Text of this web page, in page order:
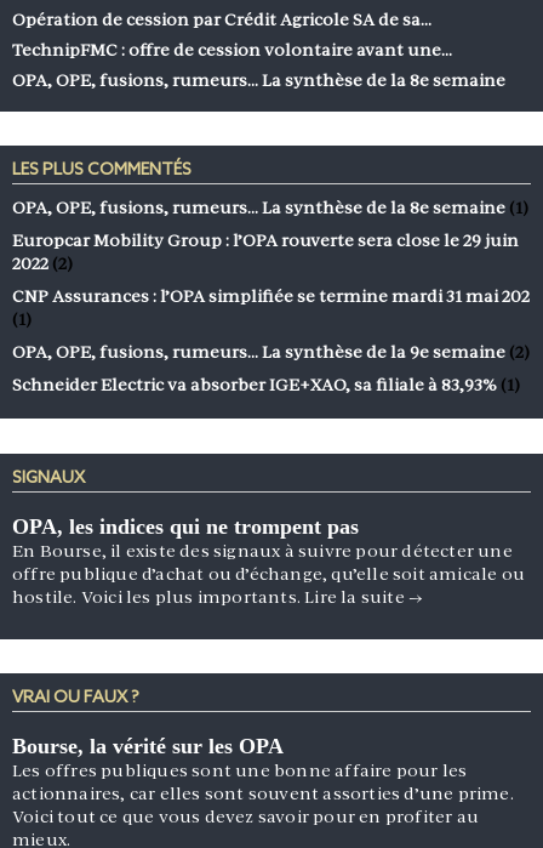
Opération de cession par Crédit Agricole SA de sa…
TechnipFMC : offre de cession volontaire avant une…
OPA, OPE, fusions, rumeurs… La synthèse de la 8e semaine
LES PLUS COMMENTÉS
OPA, OPE, fusions, rumeurs… La synthèse de la 8e semaine (1)
Europcar Mobility Group : l’OPA rouverte sera close le 29 juin
2022 (2)
CNP Assurances : l’OPA simplifiée se termine mardi 31 mai 202
(1)
OPA, OPE, fusions, rumeurs… La synthèse de la 9e semaine (2)
Schneider Electric va absorber IGE+XAO, sa filiale à 83,93% (1)
SIGNAUX
OPA, les indices qui ne trompent pas
En Bourse, il existe des signaux à suivre pour détecter une
offre publique d’achat ou d’échange, qu’elle soit amicale ou
hostile. Voici les plus importants.Lire la suite →
VRAI OU FAUX ?
Bourse, la vérité sur les OPA
Les offres publiques sont une bonne affaire pour les
actionnaires, car elles sont souvent assorties d’une prime.
Voici tout ce que vous devez savoir pour en profiter au
mieux.